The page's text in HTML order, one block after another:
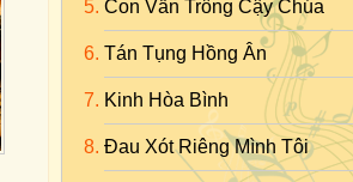
Con Vẫn Trông Cậy Chúa
Tán Tụng Hồng Ân
Kinh Hòa Bình
Đau Xót Riêng Mình Tôi